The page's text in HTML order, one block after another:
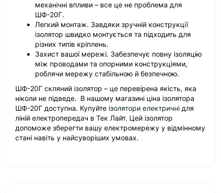
механічні впливи – все це не проблема для
ШФ-20Г.
Легкий монтаж. Завдяки зручній конструкції
ізолятор швидко монтується та підходить для
різних типів кріплень.
Захист вашої мережі. Забезпечує повну ізоляцію
між проводами та опорними конструкціями,
роблячи мережу стабільною й безпечною.
ШФ-20Г скляний ізолятор – це перевірена якість, яка
ніколи не підведе. В нашому магазині ціна ізолятора
ШФ-20Г доступна. Купуйте ізолятори електричні для
ліній електропередач в Тек Лайт. Цей ізолятор
допоможе зберегти вашу електромережу у відмінному
стані навіть у найсуворіших умовах.